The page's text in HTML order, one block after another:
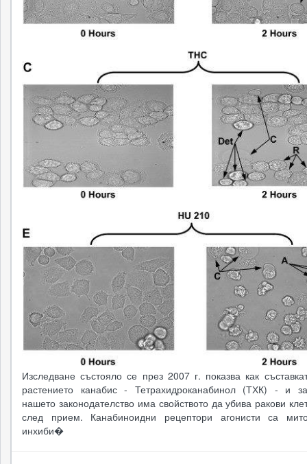
Изследване състояло се през 2007 г. показва как
растението канабис - Тетрахидроканабинол (ТХК) - и
нашето законодателство има свойството да убива ракови
след прием. Канабиноидни рецептори агонисти са
инхиби�